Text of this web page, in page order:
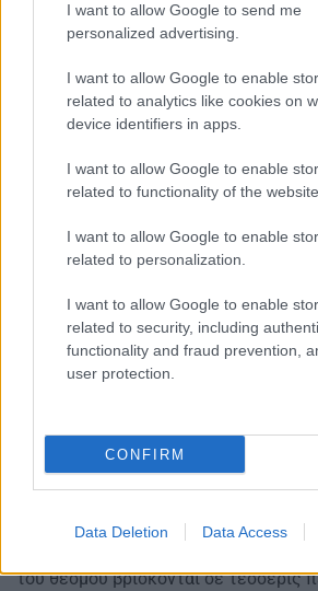
I want to allow Google to send me
personalized advertising.
I want to allow Google to enable
related to analytics like cookies on
device identifiers in apps.
I want to allow Google to enable
related to functionality of the
I want to allow Google to enable
related to personalization.
I want to allow Google to enable
related to security, including
functionality and fraud prevention,
user protection.
CONFIRM
Data Deletion Data Access
κατοικιών, το οποίο θα μπορεί να
νοικοκυριά που έχουν αυξημένες
Ποιοι θα είναι οι δικαιούχοι
Οι κατοικίες που θα περάσουν στη
κράτους, δηλαδή το 30% της
σε συμπολίτες που αντιμετωπίζουν
Το πρόγραμμα έχει σαφή κοινωνικό
που δυσκολεύονται να εξασφαλίσουν
Η αξιοποίηση των ακινήτων της ΔΥΠΑ
μια προσπάθεια επαναφοράς της
στήριξη όσων έχουν πραγματική
Σε ποιες περιοχές βρίσκονται
του θεσμού βρίσκονται σε τέσσερις